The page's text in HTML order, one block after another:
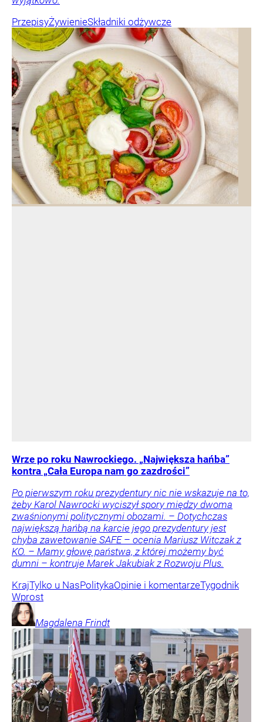
PrzepisyŻywienieSkładniki odżywcze
Wrze po roku Nawrockiego. „Największa hańba”
kontra „Cała Europa nam go zazdrości”
Po pierwszym roku prezydentury nic nie wskazuje na to,
żeby Karol Nawrocki wyciszył spory między dwoma
zwaśnionymi politycznymi obozami. – Dotychczas
największą hańbą na karcie jego prezydentury jest
chyba zawetowanie SAFE – ocenia Mariusz Witczak z
KO. – Mamy głowę państwa, z której możemy być
dumni – kontruje Marek Jakubiak z Rozwoju Plus.
KrajTylko u NasPolitykaOpinie i komentarzeTygodnik
Wprost
Magdalena Frindt